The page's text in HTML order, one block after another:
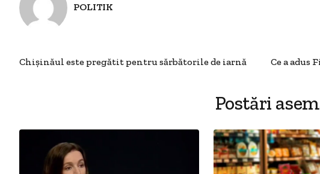
POLITIK
Chişinăul este pregătit pentru sărbătorile de iarnă Ce a adus
Postări